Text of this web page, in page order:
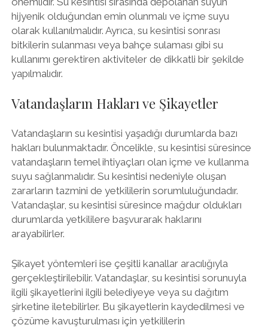
hijyenik olduğundan emin olunmalı ve içme suyu
olarak kullanılmalıdır. Ayrıca, su kesintisi sonrası
bitkilerin sulanması veya bahçe sulaması gibi su
kullanımı gerektiren aktiviteler de dikkatli bir şekilde
yapılmalıdır.
Vatandaşların Hakları ve Şikayetler
Vatandaşların su kesintisi yaşadığı durumlarda bazı
hakları bulunmaktadır. Öncelikle, su kesintisi süresince
vatandaşların temel ihtiyaçları olan içme ve kullanma
suyu sağlanmalıdır. Su kesintisi nedeniyle oluşan
zararların tazmini de yetkililerin sorumluluğundadır.
Vatandaşlar, su kesintisi süresince mağdur oldukları
durumlarda yetkililere başvurarak haklarını
arayabilirler.
Şikayet yöntemleri ise çeşitli kanallar aracılığıyla
gerçekleştirilebilir. Vatandaşlar, su kesintisi sorunuyla
ilgili şikayetlerini ilgili belediyeye veya su dağıtım
şirketine iletebilirler. Bu şikayetlerin kaydedilmesi ve
çözüme kavuşturulması için yetkililerin